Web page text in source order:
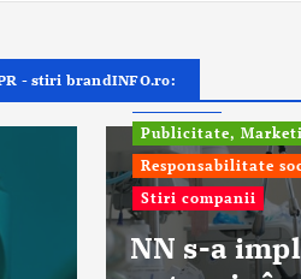
- stiri brandINFO.ro:
ONG Info
Publicitate,
Responsabilitate
Stiri companii
NN s-a